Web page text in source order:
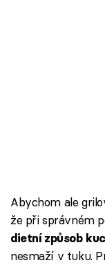
Abychom ale
že při správném
dietní způsob
nesmaží v tuku.